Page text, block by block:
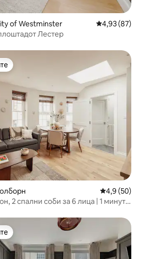
of Westminster Просечна
4,93 (87)
Лестер
Просечна
4,9 (50)
2 спални соби за 6 лица | 1 минута